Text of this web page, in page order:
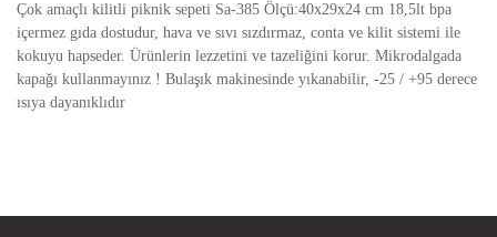
Çok amaçlı kilitli piknik sepeti Sa-385 Ölçü:40x29x24 cm 18,5lt bpa
içermez gıda dostudur, hava ve sıvı sızdırmaz, conta ve kilit sistemi ile
kokuyu hapseder. Ürünlerin lezzetini ve tazeliğini korur. Mikrodalgada
kapağı kullanmayınız ! Bulaşık makinesinde yıkanabilir, -25 / +95 derece
ısıya dayanıklıdır
Bu ürüne ilk yorumu siz yapın!
yetersiz gördüğünüz noktaları öneri formunu kullanarak tarafımıza